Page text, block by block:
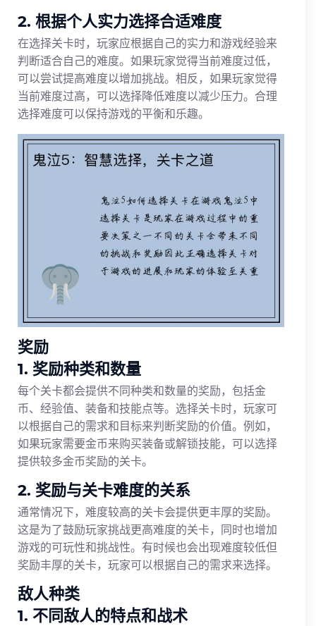
2. 根据个人实力选择合适难度
在选择关卡时，玩家应根据自己的实力和游戏经验来
判断适合自己的难度。如果玩家觉得当前难度过低，
可以尝试提高难度以增加挑战。相反，如果玩家觉得
当前难度过高，可以选择降低难度以减少压力。合理
选择难度可以保持游戏的平衡和乐趣。
奖励
1. 奖励种类和数量
每个关卡都会提供不同种类和数量的奖励，包括金
币、经验值、装备和技能点等。选择关卡时，玩家可
以根据自己的需求和目标来判断奖励的价值。例如，
如果玩家需要金币来购买装备或解锁技能，可以选择
提供较多金币奖励的关卡。
2. 奖励与关卡难度的关系
通常情况下，难度较高的关卡会提供更丰厚的奖励。
这是为了鼓励玩家挑战更高难度的关卡，同时也增加
游戏的可玩性和挑战性。有时候也会出现难度较低但
奖励丰厚的关卡，玩家可以根据自己的需求来选择。
敌人种类
1. 不同敌人的特点和战术